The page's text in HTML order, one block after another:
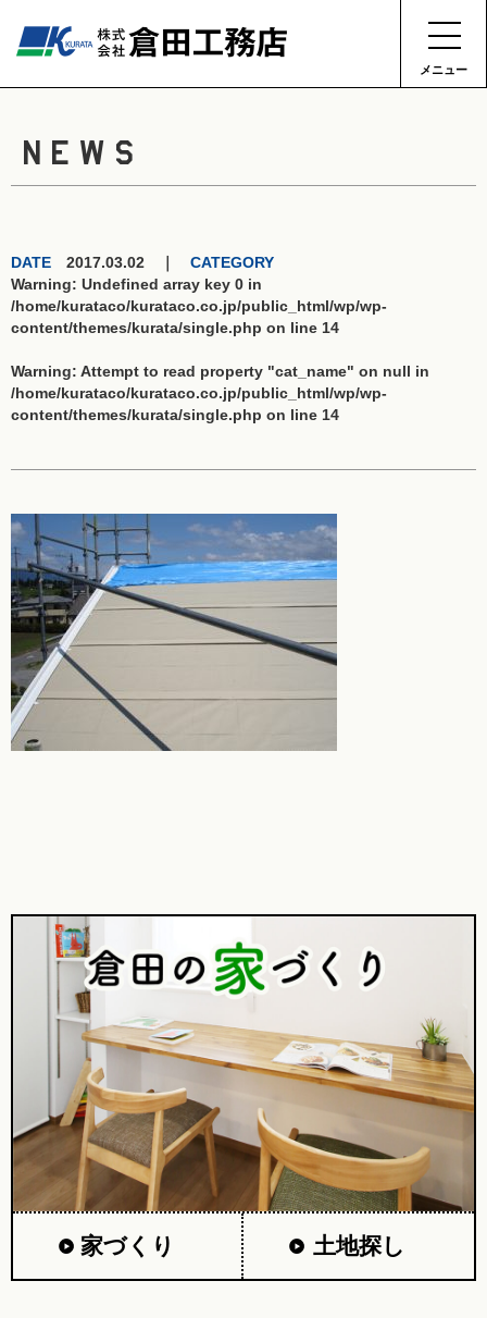
メニュー
NEWS
DATE 2017.03.02 ｜ CATEGORY
Warning: Undefined array key 0 in
/home/kurataco/kurataco.co.jp/public_html/wp/wp-
content/themes/kurata/single.php on line 14
Warning: Attempt to read property "cat_name" on null in
/home/kurataco/kurataco.co.jp/public_html/wp/wp-
content/themes/kurata/single.php on line 14
家づくり 土地探し